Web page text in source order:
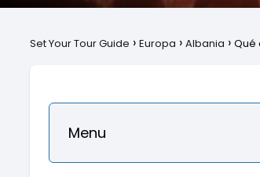
Set Your Tour Guide Europa Albania Qué
Menu